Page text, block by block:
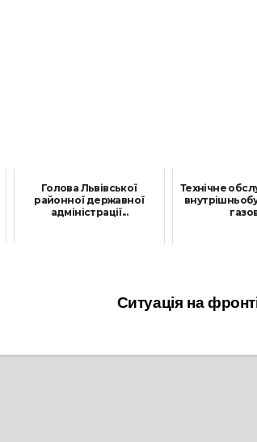
Голова Львівської
районної державної
адміністрації...
Технічне
Ситуація на